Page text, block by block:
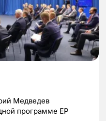
Медведев
программе ЕР